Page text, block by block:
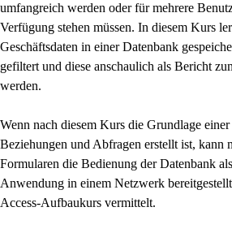
umfangreich werden oder für mehrere
Verfügung stehen müssen. In diesem Kurs
Geschäftsdaten in einer Datenbank
gefiltert und diese anschaulich als Bericht
werden.
Wenn nach diesem Kurs die Grundlage
Beziehungen und Abfragen erstellt ist, kann
Formularen die Bedienung der Datenbank
Anwendung in einem Netzwerk
Access-Aufbaukurs vermittelt.